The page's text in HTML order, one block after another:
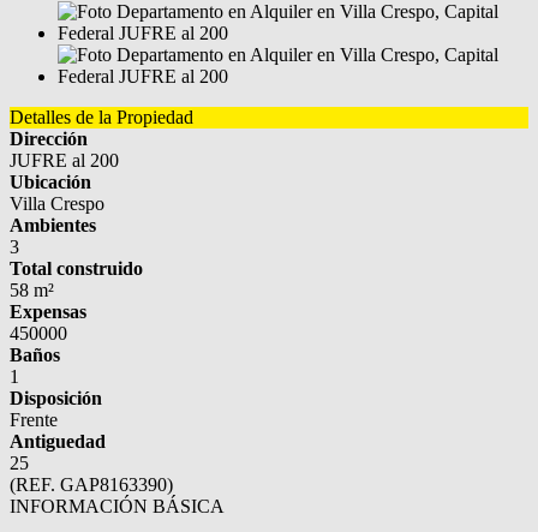
Detalles de la Propiedad
Dirección
JUFRE al 200
Ubicación
Villa Crespo
Ambientes
3
Total construido
58 m²
Expensas
450000
Baños
1
Disposición
Frente
Antiguedad
25
(REF. GAP8163390)
INFORMACIÓN BÁSICA